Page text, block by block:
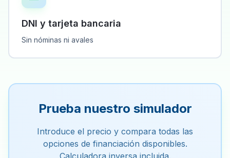
DNI y tarjeta bancaria
Sin nóminas ni avales
Prueba nuestro simulador
Introduce el precio y compara todas las
opciones de financiación disponibles.
Calculadora inversa incluida.